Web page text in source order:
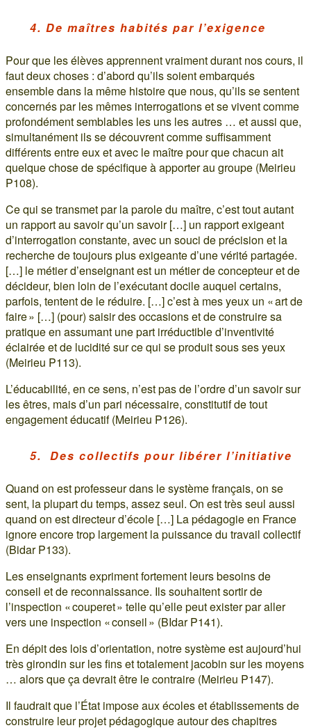
4. De maîtres habités par l’exigence
Pour que les élèves apprennent vraiment durant nos cours, il
faut deux choses : d’abord qu’ils soient embarqués
ensemble dans la même histoire que nous, qu’ils se sentent
concernés par les mêmes interrogations et se vivent comme
profondément semblables les uns les autres … et aussi que,
simultanément ils se découvrent comme suffisamment
différents entre eux et avec le maître pour que chacun ait
quelque chose de spécifique à apporter au groupe (Meirieu
P108).
Ce qui se transmet par la parole du maître, c’est tout autant
un rapport au savoir qu’un savoir […] un rapport exigeant
d’interrogation constante, avec un souci de précision et la
recherche de toujours plus exigeante d’une vérité partagée.
[…] le métier d’enseignant est un métier de concepteur et de
décideur, bien loin de l’exécutant docile auquel certains,
parfois, tentent de le réduire. […] c’est à mes yeux un « art de
faire » […] (pour) saisir des occasions et de construire sa
pratique en assumant une part irréductible d’inventivité
éclairée et de lucidité sur ce qui se produit sous ses yeux
(Meirieu P113).
L’éducabilité, en ce sens, n’est pas de l’ordre d’un savoir sur
les êtres, mais d’un pari nécessaire, constitutif de tout
engagement éducatif (Meirieu P126).
5. Des collectifs pour libérer l’initiative
Quand on est professeur dans le système français, on se
sent, la plupart du temps, assez seul. On est très seul aussi
quand on est directeur d’école […] La pédagogie en France
ignore encore trop largement la puissance du travail collectif
(Bidar P133).
Les enseignants expriment fortement leurs besoins de
conseil et de reconnaissance. Ils souhaitent sortir de
l’inspection « couperet » telle qu’elle peut exister par aller
vers une inspection « conseil » (BIdar P141).
En dépit des lois d’orientation, notre système est aujourd’hui
très girondin sur les fins et totalement jacobin sur les moyens
… alors que ça devrait être le contraire (Meirieu P147).
Il faudrait que l’État impose aux écoles et établissements de
construire leur projet pédagogique autour des chapitres